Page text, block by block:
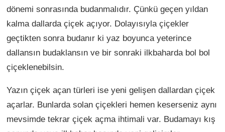
dönemi sonrasında budanmalıdır. Çünkü geçen yıldan
kalma dallarda çiçek açıyor. Dolayısıyla çiçekler
geçtikten sonra budanır ki yaz boyunca yeterince
dallansın budaklansın ve bir sonraki ilkbaharda bol bol
çiçeklenebilsin.
Yazın çiçek açan türleri ise yeni gelişen dallardan çiçek
açarlar. Bunlarda solan çiçekleri hemen keserseniz aynı
mevsimde tekrar çiçek açma ihtimali var. Budamayı kış